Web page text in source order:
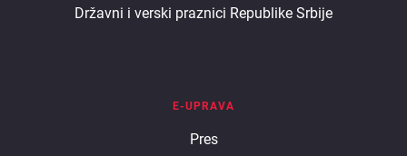
Državni i verski praznici Republike Srbije
E-UPRAVA
Pres